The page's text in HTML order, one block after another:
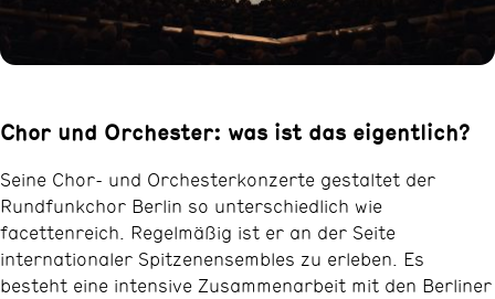
Chor und Orchester: was ist das eigentlich?
Seine Chor- und Orchesterkonzerte gestaltet der
Rundfunkchor Berlin so unterschiedlich wie
facettenreich. Regelmäßig ist er an der Seite
internationaler Spitzenensembles zu erleben. Es
besteht eine intensive Zusammenarbeit mit den Berliner